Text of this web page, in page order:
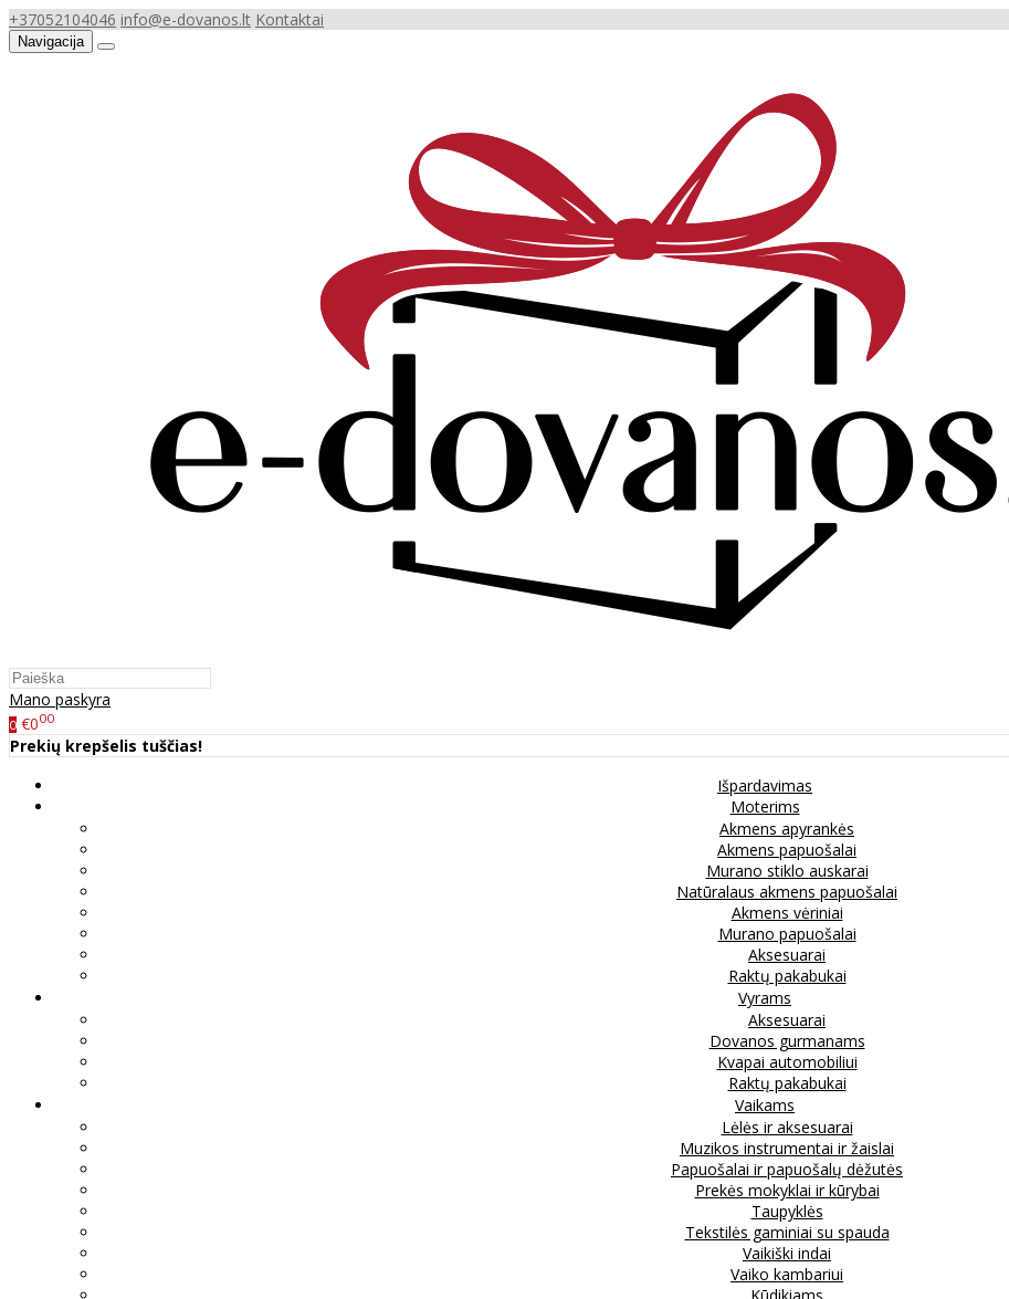
+37052104046 info@e-dovanos.lt Kontaktai
Navigacija
Mano paskyra
0 €000
Prekių krepšelis tuščias!
Išpardavimas
Moterims
Akmens apyrankės
Akmens papuošalai
Murano stiklo auskarai
Natūralaus akmens papuošalai
Akmens vėriniai
Murano papuošalai
Aksesuarai
Raktų pakabukai
Vyrams
Aksesuarai
Dovanos gurmanams
Kvapai automobiliui
Raktų pakabukai
Vaikams
Lėlės ir aksesuarai
Muzikos instrumentai ir žaislai
Papuošalai ir papuošalų dėžutės
Prekės mokyklai ir kūrybai
Taupyklės
Tekstilės gaminiai su spauda
Vaikiški indai
Vaiko kambariui
Kūdikiams